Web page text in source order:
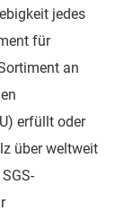
jedes
für
an
erfüllt oder
über weltweit